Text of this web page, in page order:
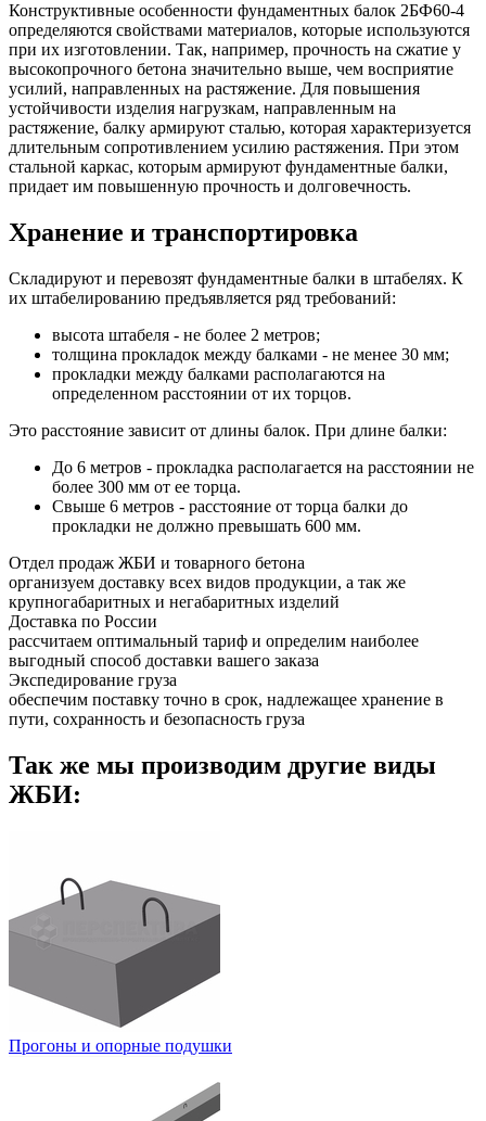
Конструктивные особенности фундаментных балок 2БФ60-4
определяются свойствами материалов, которые используются
при их изготовлении. Так, например, прочность на сжатие у
высокопрочного бетона значительно выше, чем восприятие
усилий, направленных на растяжение. Для повышения
устойчивости изделия нагрузкам, направленным на
растяжение, балку армируют сталью, которая характеризуется
длительным сопротивлением усилию растяжения. При этом
стальной каркас, которым армируют фундаментные балки,
придает им повышенную прочность и долговечность.
Хранение и транспортировка
Складируют и перевозят фундаментные балки в штабелях. К
их штабелированию предъявляется ряд требований:
высота штабеля - не более 2 метров;
толщина прокладок между балками - не менее 30 мм;
прокладки между балками располагаются на
определенном расстоянии от их торцов.
Это расстояние зависит от длины балок. При длине балки:
До 6 метров - прокладка располагается на расстоянии не
более 300 мм от ее торца.
Свыше 6 метров - расстояние от торца балки до
прокладки не должно превышать 600 мм.
Отдел продаж ЖБИ и товарного бетона
организуем доставку всех видов продукции, а так же
крупногабаритных и негабаритных изделий
Доставка по России
рассчитаем оптимальный тариф и определим наиболее
выгодный способ доставки вашего заказа
Экспедирование груза
обеспечим поставку точно в срок, надлежащее хранение в
пути, сохранность и безопасность груза
Так же мы производим другие виды
ЖБИ:
Прогоны и опорные подушки